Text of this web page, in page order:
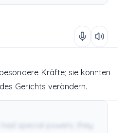
besondere Kräfte; sie konnten
Gerichts verändern.
special powers; they